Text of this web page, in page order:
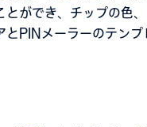
とができ、チップの色
とPINメーラーのテンプ